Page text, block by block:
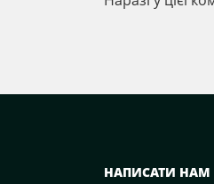
НАПИСАТИ НАМ